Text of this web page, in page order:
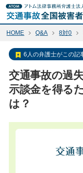
HOME Q&A 8対0
6人の弁護士がこ
交通事故の過
示談金を得る
は？